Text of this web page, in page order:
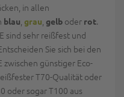
in allen
blau grau gelb oder rot.
sind sehr reißfest und
Sie sich bei den
zwischen günstiger Eco-
T70-Qualität oder
oder sogar T100 aus